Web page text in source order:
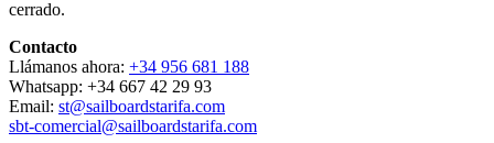
cerrado.
Contacto
Llámanos ahora: +34 956 681 188
Whatsapp: +34 667 42 29 93
Email: st@sailboardstarifa.com
sbt-comercial@sailboardstarifa.com